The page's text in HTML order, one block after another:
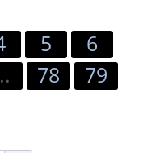
5
6
78
79